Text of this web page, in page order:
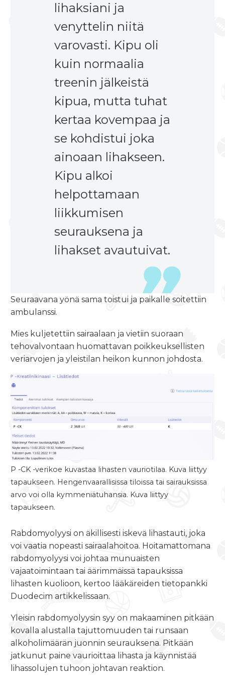
lihaksiani ja
venyttelin niitä
varovasti. Kipu oli
kuin normaalia
treenin jälkeistä
kipua, mutta tuhat
kertaa kovempaa ja
se kohdistui joka
ainoaan lihakseen.
Kipu alkoi
helpottamaan
liikkumisen
seurauksena ja
lihakset avautuivat.
Seuraavana yönä sama toistui ja paikalle soitettiin
ambulanssi.
Mies kuljetettiin sairaalaan ja vietiin suoraan
tehovalvontaan huomattavan poikkeuksellisten
veriarvojen ja yleistilan heikon kunnon johdosta.
P -CK -verikoe kuvastaa lihasten vauriotilaa. Kuva liittyy
tapaukseen. Hengenvaarallisissa tiloissa tai sairauksissa
arvo voi olla kymmeniätuhansia. Kuva liittyy
tapaukseen.
Rabdomyolyysi on äkillisesti iskevä lihastauti, joka
voi vaatia nopeasti sairaalahoitoa. Hoitamattomana
rabdomyolyysi voi johtaa munuaisten
vajaatoimintaan tai äärimmäissä tapauksissa
lihasten kuolioon, kertoo lääkäreiden tietopankki
Duodecim artikkelissaan.
Yleisin rabdomyolyysin syy on makaaminen pitkään
kovalla alustalla tajuttomuuden tai runsaan
alkoholimäärän juonnin seurauksena. Pitkään
jatkunut paine vaurioittaa lihasta ja käynnistää
lihassolujen tuhoon johtavan reaktion.